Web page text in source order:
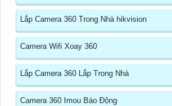
Lắp Camera 360 Trong Nhà hikvision
Camera Wifi Xoay 360
Lắp Camera 360 Lắp Trong Nhà
Camera 360 Imou Báo Động